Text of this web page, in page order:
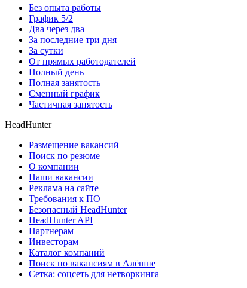
Без опыта работы
График 5/2
Два через два
За последние три дня
За сутки
От прямых работодателей
Полный день
Полная занятость
Сменный график
Частичная занятость
HeadHunter
Размещение вакансий
Поиск по резюме
О компании
Наши вакансии
Реклама на сайте
Требования к ПО
Безопасный HeadHunter
HeadHunter API
Партнерам
Инвесторам
Каталог компаний
Поиск по вакансиям в Алёшне
Сетка: соцсеть для нетворкинга